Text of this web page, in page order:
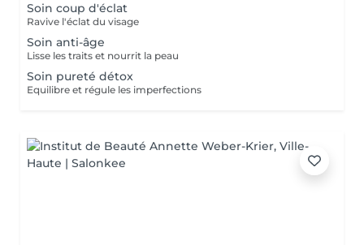
Soin coup d'éclat
Ravive l'éclat du visage
Soin anti-âge
Lisse les traits et nourrit la peau
Soin pureté détox
Equilibre et régule les imperfections